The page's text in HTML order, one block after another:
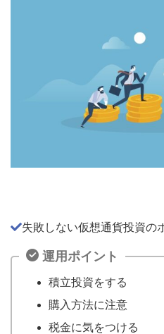
失敗しない仮想通貨投資の
運用ポイント
積立投資をする
購入方法に注意
税金に気をつける